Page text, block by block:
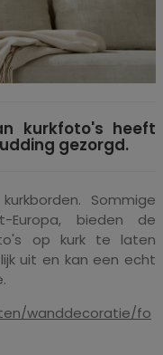
kurkfoto's heeft
gezorgd.
Sommige
bieden de
op kurk te laten
uit en kan een echt
wanddecoratie/fo